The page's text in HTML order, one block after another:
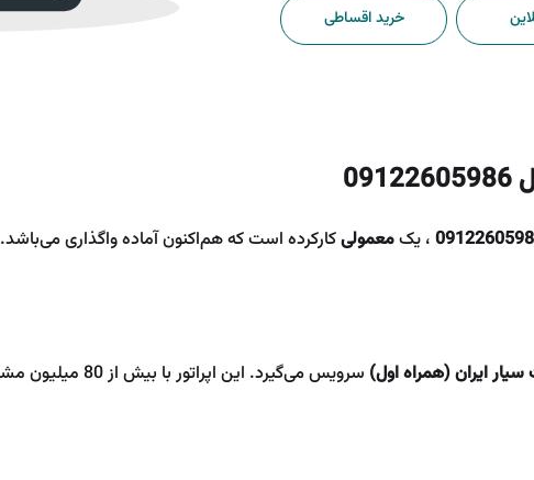
خرید اقساطی
، یکمعمولیکارکرده است که هم‌اکنون آماده واگذاری می‌باشد.
ایران (همراه اول)